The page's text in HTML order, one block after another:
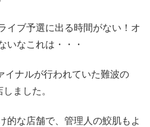
イブ予選に出る時間がない！オ
いなこれは・・・
イナルが行われていた難波の
ました。
的な店舗で、管理人の鮫肌もよ